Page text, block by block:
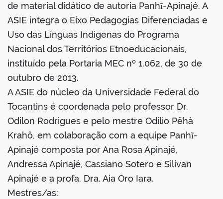
de material didático de autoria Panhĩ-Apinajé. A
ASIE integra o Eixo Pedagogias Diferenciadas e
Uso das Línguas Indígenas do Programa
Nacional dos Territórios Etnoeducacionais,
instituído pela Portaria MEC nº 1.062, de 30 de
outubro de 2013.
A ASIE do núcleo da Universidade Federal do
Tocantins é coordenada pelo professor Dr.
Odilon Rodrigues e pelo mestre Odílio Pêhà
Krahô, em colaboração com a equipe Panhĩ-
Apinajé composta por Ana Rosa Apinajé,
Andressa Apinajé, Cassiano Sotero e Silivan
Apinajé e a profa. Dra. Aia Oro Iara.
Mestres/as: